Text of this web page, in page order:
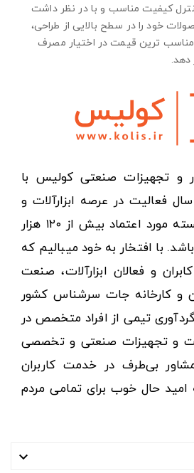
کیفیت مناسب و با در نظر داشت
خود را در سطح بالایی از طراحی،
مناسب ترین قیمت در اختیار مصرف
دهد.
و تجهیزات صنعتی کولیس با
افتخار نزدیک به ۱۰ سال فعالیت در عرصه ابزارآلات و
کالاهای صنعتی توانسته مورد اعتماد بیش از ۱۲۰ هزار
باشد. با افتخار به خود میبالیم که
و فعالان ابزارآلات، صنعت
کارخانه جات سرشناس کشور
تیمی از افراد متخصص در
و تجهیزات صنعتی و تخصصی
بی‌طرف در خدمت کاربران
حال خوب برای تمامی مردم
